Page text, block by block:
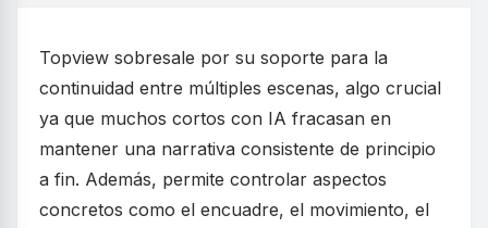
Topview sobresale por su soporte para la
continuidad entre múltiples escenas, algo crucial
ya que muchos cortos con IA fracasan en
mantener una narrativa consistente de principio
a fin. Además, permite controlar aspectos
concretos como el encuadre, el movimiento, el